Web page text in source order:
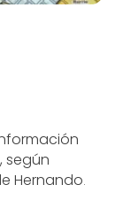
según
Hernando.